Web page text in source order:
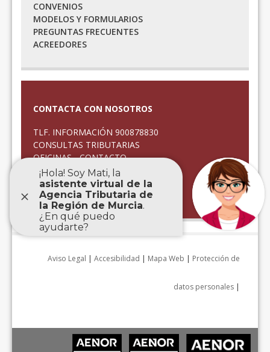
CONVENIOS
MODELOS Y FORMULARIOS
PREGUNTAS FRECUENTES
ACREEDORES
CONTACTA CON NOSOTROS
TLF. INFORMACIÓN 900878830
CONSULTAS TRIBUTARIAS
OFICINAS - CONTACTO
CITA PREVIA
QUEJAS Y SUGERENCIAS
ATENCIÓN INCIDENCIAS
Aviso Legal | Accesibilidad | Mapa Web | Protección de
datos personales |